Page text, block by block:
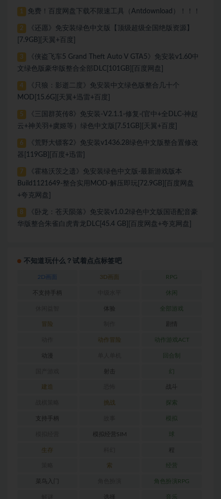
1 免费！百度网盘下载不限速工具（Antdownload）！！！
2
《还愿》免安装绿色中文版【顶级超级全国绝版资源】
[7.9GB][天翼+百度]
3
《侠盗飞车5 Grand Theft Auto V GTA5》免安装v1.60中
文绿色版豪华版整合全部DLC[101GB][百度网盘]
4
《只狼：影逝二度》免安装中文绿色版整合几十个
MOD[15.6G][天翼+迅雷+百度]
5
《三国群英传8》免安装-V2.1.1-修复-(官中+全DLC-神赵
云+神关羽+虞姬等）绿色中文版[7.51GB][天翼+百度]
6
《荒野大镖客2》免安装v1436.28绿色中文版整合置修改
器[119GB][百度+迅雷]
7
《霍格沃茨之遗》免安装绿色中文版-最新游戏版本
Build1121649-整合实用MOD-解压即玩[72.9GB][百度网盘
+夸克网盘]
8
《卧龙：苍天陨落》免安装v1.0.2绿色中文版国语配音豪
华版整合朱雀白虎青龙DLC[45.4 GB][百度网盘+夸克网盘]
不知道玩什么？试着点点标签吧
2D画面 3D画面 RPG
不支持手柄 休闲
体验 全部游戏
冒险 剧情
动作冒险 动作游戏ACT
动漫 回合制
射击 幻
建造 战斗
挑战 探索
支持手柄 模拟
模拟经营SIM 球
生存 程
索 经营
菜鸟入门 角色扮演RPG
选择 音乐